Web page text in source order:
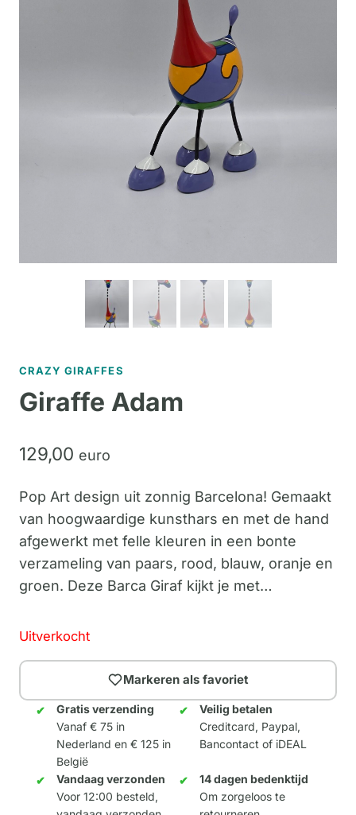
CRAZY GIRAFFES
Giraffe Adam
129,00 euro
Pop Art design uit zonnig Barcelona! Gemaakt
van hoogwaardige kunsthars en met de hand
afgewerkt met felle kleuren in een bonte
verzameling van paars, rood, blauw, oranje en
groen. Deze Barca Giraf kijkt je met…
Uitverkocht
Markeren als favoriet
Gratis verzending
Vanaf € 75 in
Nederland en € 125 in
België
Veilig betalen
Creditcard, Paypal,
Bancontact of iDEAL
Vandaag verzonden
Voor 12:00 besteld,
14 dagen bedenktijd
Om zorgeloos te